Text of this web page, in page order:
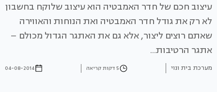
עיצוב חכם של חדר האמבטיה הוא עיצוב שלוקח בחשבון
לא רק את גודל חדר האמבטיה ואת הנוחות והאווירה
שאתם רוצים ליצור, אלא גם את האתגר הגדול מכולם –
אתגר הרטיבות...
מערכת בית ונוי 5 דקות קריאה 04-08-2014